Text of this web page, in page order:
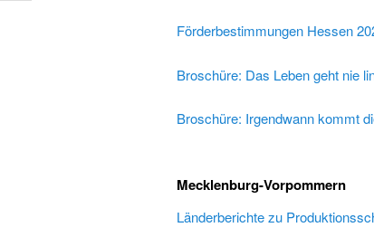
Förderbestimmungen Hessen
Broschüre: Das Leben geht nie
Broschüre: Irgendwann kommt
Mecklenburg-Vorpommern
Länderberichte zu